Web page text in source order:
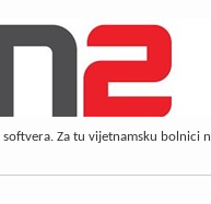
softvera. Za tu vijetnamsku bolnici